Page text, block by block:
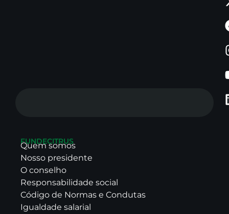
FUNDECITRUS
Quem somos
Nosso presidente
O conselho
Responsabilidade social
Código de Normas e Condutas
Igualdade salarial